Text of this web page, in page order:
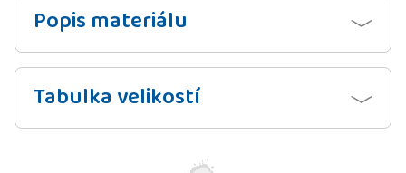
Popis materiálu
Tabulka velikostí